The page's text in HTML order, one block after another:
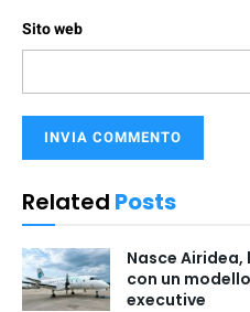
Sito web
Related Posts
Nasce
con un
executive